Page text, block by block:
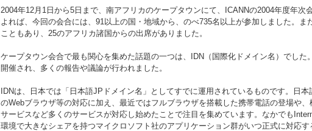
2004年12月1日から5日まで、南アフリカのケープタウンにて、ICANNの2004年度年次
よれば、今回の会合には、91以上の国・地域から、のべ735名以上が参加しました。ま
こともあり、25のアフリカ諸国からの出席がありました。
ケープタウン会合で最も関心を集めた話題の一つは、IDN（国際化ドメイン名）でした
開催され、多くの報告や議論が行われました。
IDNは、日本では「日本語JPドメイン名」としてすでに運用されているものです。日
のWebブラウザ等の対応に加え、最近ではフルブラウザを搭載した携帯電話の登場や
サービスなど多くのサービスが対応し始めたことで注目を集めています。なかでも
環境で大きなシェアを持つマイクロソフト社のアプリケーション群がいつ正式に対応